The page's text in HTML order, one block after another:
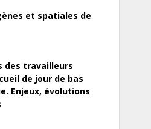
et spatiales de
des travailleurs
de jour de bas
Enjeux, évolutions